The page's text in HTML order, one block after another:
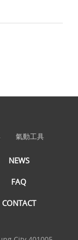
氣動工具
NEWS
FAQ
CONTACT